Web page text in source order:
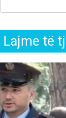
Lajme të